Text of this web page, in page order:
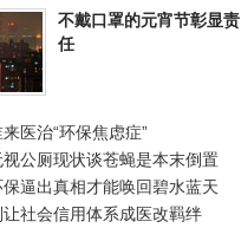
不戴口罩的元宵节彰显责
任
医治“环保焦虑症”
公厕现状谈苍蝇是本末倒置
逼出真相才能唤回碧水蓝天
社会信用体系成医改羁绊